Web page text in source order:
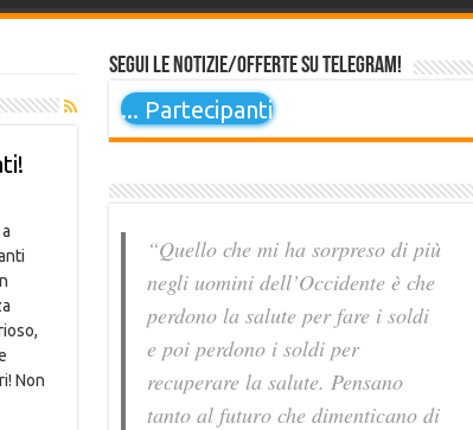
Non
Segui le notizie/offerte su Telegram!
... Partecipanti
“Quello che mi ha sorpreso di più
negli uomini dell’Occidente è che
perdono la salute per fare i soldi
e poi perdono i soldi per
recuperare la salute. Pensano
tanto al futuro che dimenticano di